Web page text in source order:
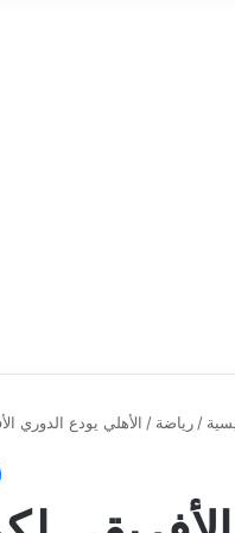
/ رياضة / الأهلي يودع الدوري